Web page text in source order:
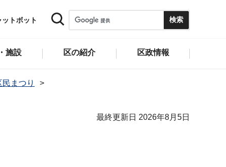
ットボット
施設 区の紹介 区政情報
民まつり
最終更新日 2026年8月5日